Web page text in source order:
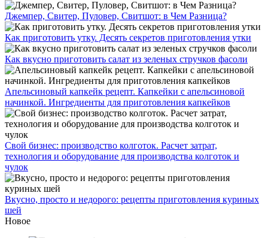
Джемпер, Свитер, Пуловер, Свитшот: в Чем Разница?
Как приготовить утку. Десять секретов приготовления утки
Как вкусно приготовить салат из зеленых стручков фасоли
Апельсиновый капкейк рецепт. Капкейки с апельсиновой
начинкой. Ингредиенты для приготовления капкейков
Свой бизнес: производство колготок. Расчет затрат,
технология и оборудование для производства колготок и
чулок
Вкусно, просто и недорого: рецепты приготовления куриных
шей
Новое